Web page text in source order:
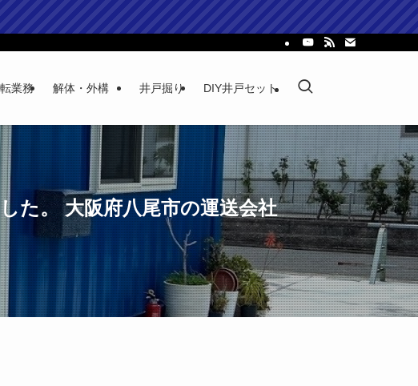
業務 解体・外構 井戸掘り DIY井戸セット
た。 大阪府八尾市の運送会社